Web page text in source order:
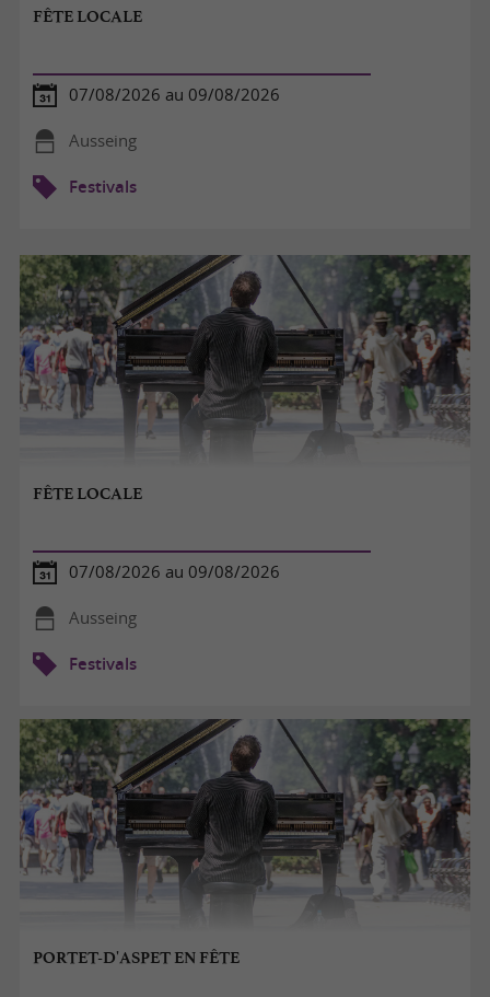
FÊTE LOCALE
07/08/2026 au 09/08/2026
Ausseing
Festivals
FÊTE LOCALE
07/08/2026 au 09/08/2026
Ausseing
Festivals
PORTET-D'ASPET EN FÊTE